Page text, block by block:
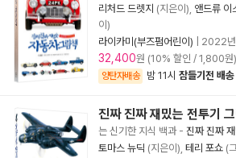
리처드 드렛지 (지은이), 앤드류 이
이)
라이카미(부즈펌어린이)
2022
32,400원 (10% 할인 / 1,800원)
양탄자배송 밤 11시 잠들기전 배송
진짜 진짜 재밌는 전투기
는 신기한 지식 백과- 진짜 진짜
토마스 뉴딕 (지은이), 테리 포쇼 (